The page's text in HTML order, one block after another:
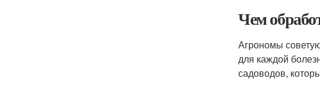
Чем
Агрономы
для каждой
садоводов,